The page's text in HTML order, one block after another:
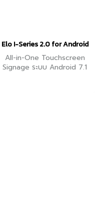
Elo I-Series 2.0 for Android
All-in-One Touchscreen
Signage ระบบ Android 7.1